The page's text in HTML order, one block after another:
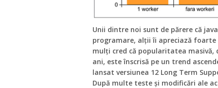
Unii dintre noi sunt de părere că
programare, alții îi apreciază
mulți cred că popularitatea
ani, este înscrisă pe un trend
lansat versiunea 12 Long Term
După multe teste și modificări ale